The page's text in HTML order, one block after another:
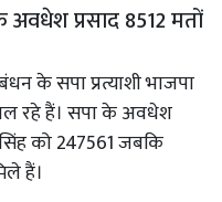
प्रसाद 8512 मतों
के सपा प्रत्याशी भाजपा
रहे हैं। सपा के अवधेश
को 247561 जबकि
हैं।